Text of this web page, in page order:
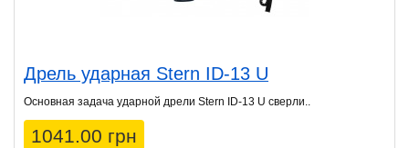
Дрель ударная Stern ID-13 U
Основная задача ударной дрели Stern ID-13 U сверли..
1041.00 грн